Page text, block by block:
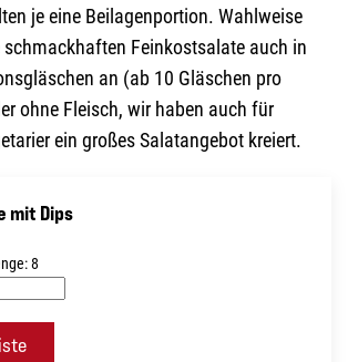
je eine Beilagenportion. Wahlweise
schmackhaften Feinkostsalate auch in
an (ab 10 Gläschen pro
ohne Fleisch, wir haben auch für
ein großes Salatangebot kreiert.
mit Dips
8